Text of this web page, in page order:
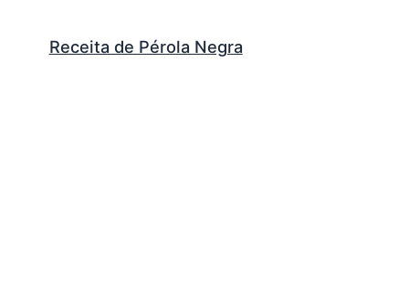
Receita de Pérola Negra